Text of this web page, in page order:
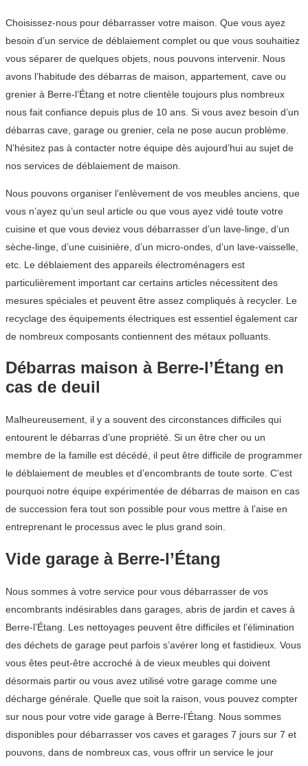
Choisissez-nous pour débarrasser votre maison. Que vous ayez
besoin d’un service de déblaiement complet ou que vous souhaitiez
vous séparer de quelques objets, nous pouvons intervenir. Nous
avons l’habitude des débarras de maison, appartement, cave ou
grenier à Berre-l’Étang et notre clientèle toujours plus nombreux
nous fait confiance depuis plus de 10 ans. Si vous avez besoin d’un
débarras cave, garage ou grenier, cela ne pose aucun problème.
N’hésitez pas à contacter notre équipe dès aujourd’hui au sujet de
nos services de déblaiement de maison.
Nous pouvons organiser l’enlèvement de vos meubles anciens, que
vous n’ayez qu’un seul article ou que vous ayez vidé toute votre
cuisine et que vous deviez vous débarrasser d’un lave-linge, d’un
sèche-linge, d’une cuisinière, d’un micro-ondes, d’un lave-vaisselle,
etc. Le déblaiement des appareils électroménagers est
particulièrement important car certains articles nécessitent des
mesures spéciales et peuvent être assez compliqués à recycler. Le
recyclage des équipements électriques est essentiel également car
de nombreux composants contiennent des métaux polluants.
Débarras maison à Berre-l’Étang en
cas de deuil
Malheureusement, il y a souvent des circonstances difficiles qui
entourent le débarras d’une propriété. Si un être cher ou un
membre de la famille est décédé, il peut être difficile de programmer
le déblaiement de meubles et d’encombrants de toute sorte. C’est
pourquoi notre équipe expérimentée de débarras de maison en cas
de succession fera tout son possible pour vous mettre à l’aise en
entreprenant le processus avec le plus grand soin.
Vide garage à Berre-l’Étang
Nous sommes à votre service pour vous débarrasser de vos
encombrants indésirables dans garages, abris de jardin et caves à
Berre-l’Étang. Les nettoyages peuvent être difficiles et l’élimination
des déchets de garage peut parfois s’avérer long et fastidieux. Vous
vous êtes peut-être accroché à de vieux meubles qui doivent
désormais partir ou vous avez utilisé votre garage comme une
décharge générale. Quelle que soit la raison, vous pouvez compter
sur nous pour votre vide garage à Berre-l’Étang. Nous sommes
disponibles pour débarrasser vos caves et garages 7 jours sur 7 et
pouvons, dans de nombreux cas, vous offrir un service le jour